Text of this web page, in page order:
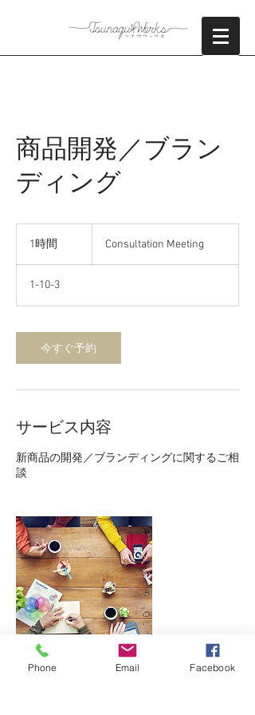
商品開発／ブラン
ディング
1時間 Consultation Meeting
1-10-3
今すぐ予約
サービス内容
新商品の開発／ブランディングに関するご相
談
Phone Email Facebook